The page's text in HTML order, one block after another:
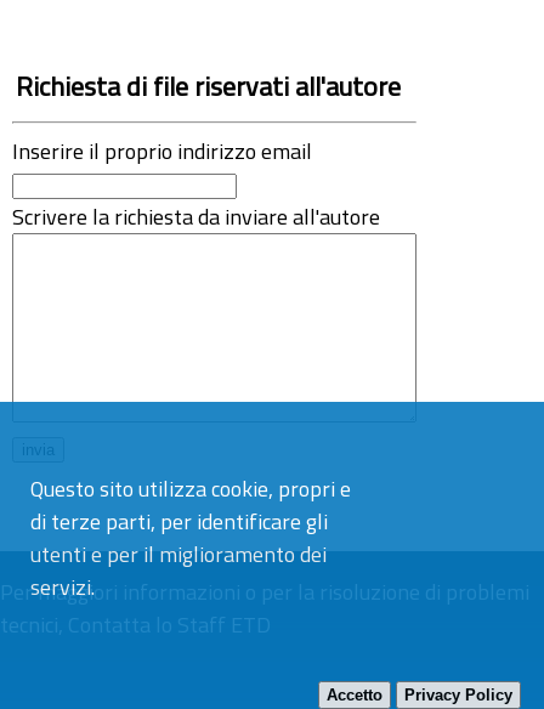
Questo sito utilizza cookie, propri e
di terze parti, per identificare gli
utenti e per il miglioramento dei
servizi.
Accetto Privacy Policy
Richiesta di file riservati all'autore
Inserire il proprio indirizzo email
Scrivere la richiesta da inviare all'autore
Per maggiori informazioni o per la risoluzione di problemi
tecnici, Contatta lo Staff ETD